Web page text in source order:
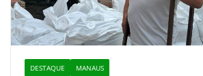
DESTAQUE MANAUS